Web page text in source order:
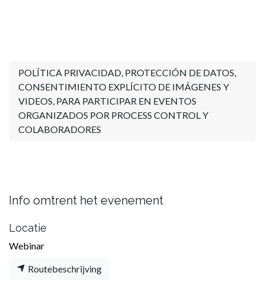
POLÍTICA PRIVACIDAD, PROTECCIÓN DE DATOS,
CONSENTIMIENTO EXPLÍCITO DE IMÁGENES Y
VIDEOS, PARA PARTICIPAR EN EVENTOS
ORGANIZADOS POR PROCESS CONTROL Y
COLABORADORES
Info omtrent het evenement
Locatie
Webinar
Routebeschrijving